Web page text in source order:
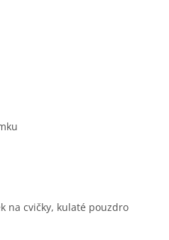
na cvičky, kulaté pouzdro